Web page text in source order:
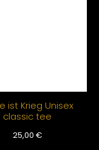
ist Krieg Unisex
classic tee
25,00€